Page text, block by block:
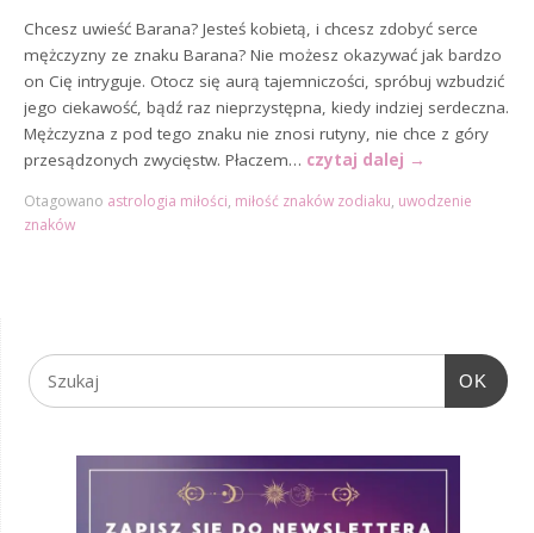
Chcesz uwieść Barana? Jesteś kobietą, i chcesz zdobyć serce
mężczyzny ze znaku Barana? Nie możesz okazywać jak bardzo
on Cię intryguje. Otocz się aurą tajemniczości, spróbuj wzbudzić
jego ciekawość, bądź raz nieprzystępna, kiedy indziej serdeczna.
Mężczyzna z pod tego znaku nie znosi rutyny, nie chce z góry
przesądzonych zwycięstw. Płaczem… czytaj dalej →
Otagowano astrologia miłości, miłość znaków zodiaku, uwodzenie
znaków
OK